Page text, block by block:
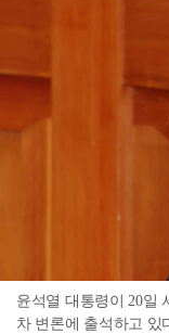
윤석열 대통령이 20일
차 변론에 출석하고 있